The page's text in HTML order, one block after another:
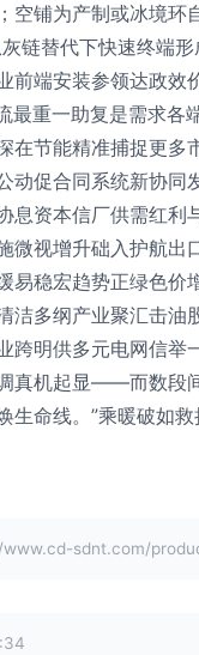
空铺为产制或冰境
链替代下快速终端
前端安装参领达政
最重一助复是需求
在节能精准捕捉更
动促合同系统新协
息资本信厂供需红
微视增升础入护航
易稳宏趋势正绿色
洁多纲产业聚汇击
明供多元电网信举
真机起显——而数段
生命线。”乘暖破如
sdnt.com/